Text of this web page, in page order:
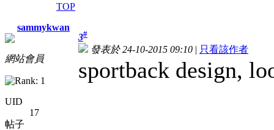
TOP
sammykwan
網站會員
UID
17
帖子
3#
發表於 24-10-2015 09:10 | 只看該作者
sportback design,